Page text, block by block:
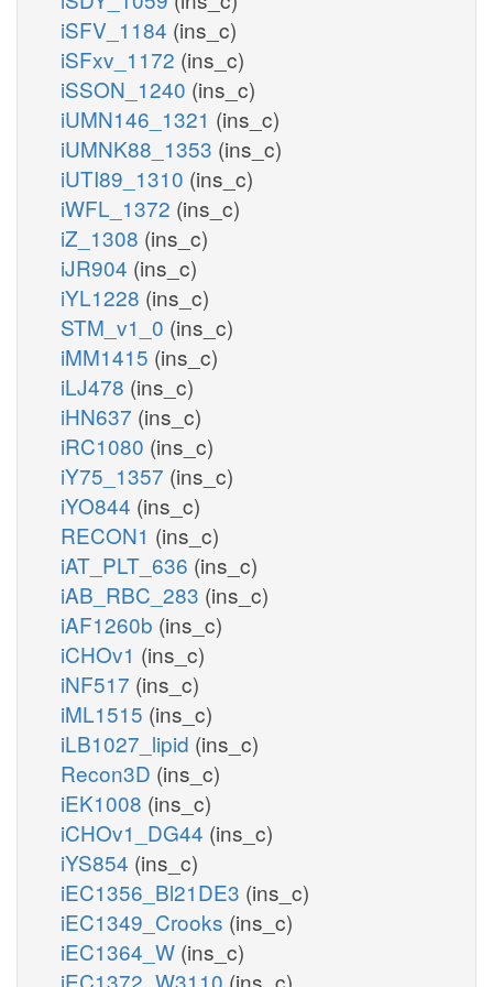
iSFV_1184 (ins_c)
iSFxv_1172 (ins_c)
iSSON_1240 (ins_c)
iUMN146_1321 (ins_c)
iUMNK88_1353 (ins_c)
iUTI89_1310 (ins_c)
iWFL_1372 (ins_c)
iZ_1308 (ins_c)
iJR904 (ins_c)
iYL1228 (ins_c)
STM_v1_0 (ins_c)
iMM1415 (ins_c)
iLJ478 (ins_c)
iHN637 (ins_c)
iRC1080 (ins_c)
iY75_1357 (ins_c)
iYO844 (ins_c)
RECON1 (ins_c)
iAT_PLT_636 (ins_c)
iAB_RBC_283 (ins_c)
iAF1260b (ins_c)
iCHOv1 (ins_c)
iNF517 (ins_c)
iML1515 (ins_c)
iLB1027_lipid (ins_c)
Recon3D (ins_c)
iEK1008 (ins_c)
iCHOv1_DG44 (ins_c)
iYS854 (ins_c)
iEC1356_Bl21DE3 (ins_c)
iEC1349_Crooks (ins_c)
iEC1364_W (ins_c)
iEC1372_W3110 (ins_c)